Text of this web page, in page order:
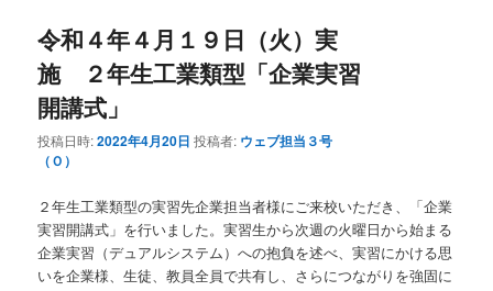
令和４年４月１９日（火）実
施 ２年生工業類型「企業実習
開講式」
投稿日時:2022年4月20日 投稿者: ウェブ担当３号
（Ｏ）
２年生工業類型の実習先企業担当者様にご来校いただき、「企業
実習開講式」を行いました。実習生から次週の火曜日から始まる
企業実習（デュアルシステム）への抱負を述べ、実習にかける思
いを企業様、生徒、教員全員で共有し、さらにつながりを強固に